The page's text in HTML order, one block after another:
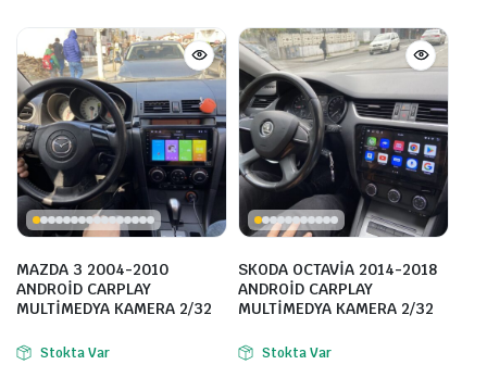
MAZDA 3 2004-2010
ANDROİD CARPLAY
MULTİMEDYA KAMERA 2/32
Stokta Var
SKODA OCTAVİA 2014-2018
ANDROİD CARPLAY
MULTİMEDYA KAMERA 2/32
Stokta Var